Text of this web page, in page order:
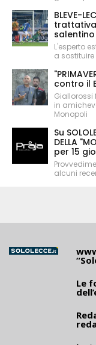
BLEVE-
salentino
L'esperto
a
contro il
in
Monopoli
Su
DELLA
per 15
alcuni
Le